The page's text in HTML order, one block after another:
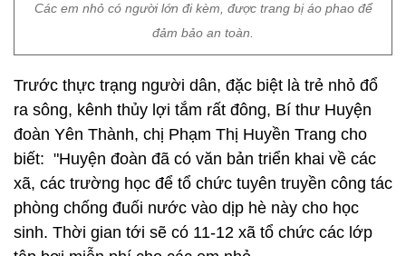
Các em nhỏ có người lớn đi kèm, được trang bị áo phao để
đảm bảo an toàn.
Trước thực trạng người dân, đặc biệt là trẻ nhỏ đổ
ra sông, kênh thủy lợi tắm rất đông, Bí thư Huyện
đoàn Yên Thành, chị Phạm Thị Huyền Trang cho
biết: "Huyện đoàn đã có văn bản triển khai về các
xã, các trường học để tổ chức tuyên truyền công tác
phòng chống đuối nước vào dịp hè này cho học
sinh. Thời gian tới sẽ có 11-12 xã tổ chức các lớp